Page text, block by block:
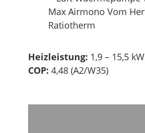
Heizleistung: 1,9 – 15,5 kW
COP: 4,48 (A2/W35)